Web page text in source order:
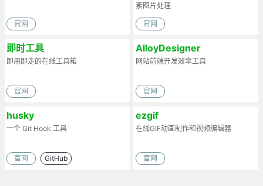
官网
素图片处理
官网
即时工具
即用即走的在线工具箱
官网
AlloyDesigner
网站前端开发效率工具
官网
husky
一个 Git Hook 工具
官网 GitHub
ezgif
在线GIF动画制作和视频编辑器
官网